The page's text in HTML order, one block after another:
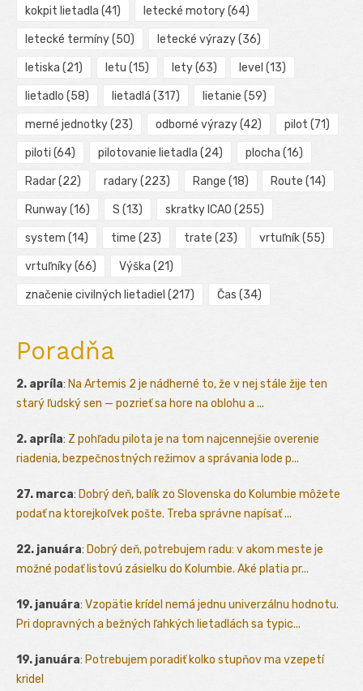
kokpit lietadla (41) letecké motory(64)
letecké termíny(50) letecké výrazy(36)
letiska (21) letu (15) lety(63) level (13)
lietadlo (58) lietadlá (317) lietanie (59)
merné jednotky(23) odborné výrazy(42) pilot (71)
piloti (64) pilotovanie lietadla (24) plocha (16)
Radar(22) radary(223) Range (18) Route (14)
Runway(16) S (13) skratky ICAO (255)
system (14) time (23) trate (23) vrtuľník(55)
vrtuľníky(66) Výška (21)
značenie civilných lietadiel (217) Čas (34)
Poradňa
2. apríla: Na Artemis 2 je nádherné to, že v nej stále žije ten
starý ľudský sen — pozrieť sa hore na oblohu a ...
2. apríla: Z pohľadu pilota je na tom najcennejšie overenie
riadenia, bezpečnostných režimov a správania lode p...
27. marca: Dobrý deň, balík zo Slovenska do Kolumbie môžete
podať na ktorejkoľvek pošte. Treba správne napísať ...
22. januára: Dobrý deň, potrebujem radu: v akom meste je
možné podať listovú zásielku do Kolumbie. Aké platia pr...
19. januára: Vzopätie krídel nemá jednu univerzálnu hodnotu.
Pri dopravných a bežných ľahkých lietadlách sa typic...
19. januára: Potrebujem poradiť kolko stupňov ma vzepetí
kridel